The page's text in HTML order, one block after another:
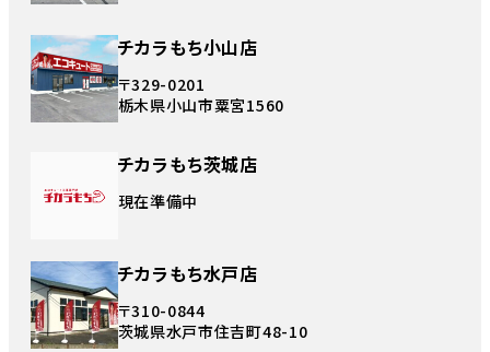
チカラもち小山店
〒329-0201
栃木県小山市粟宮1560
チカラもち茨城店
現在準備中
チカラもち水戸店
〒310-0844
茨城県水戸市住吉町48-10